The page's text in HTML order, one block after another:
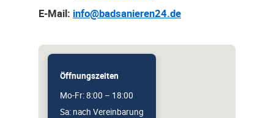
E-Mail: info@badsanieren24.de
Öffnungszeiten
Mo-Fr: 8:00 – 18:00
Sa: nach Vereinbarung